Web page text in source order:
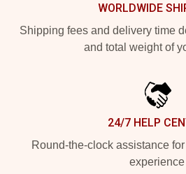
WORLDWIDE
Shipping fees and delivery time
and total weight of
24/7 HELP
Round-the-clock assistance
experience